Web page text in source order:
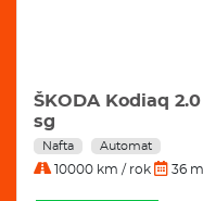
142 Kw Sportline 4x4